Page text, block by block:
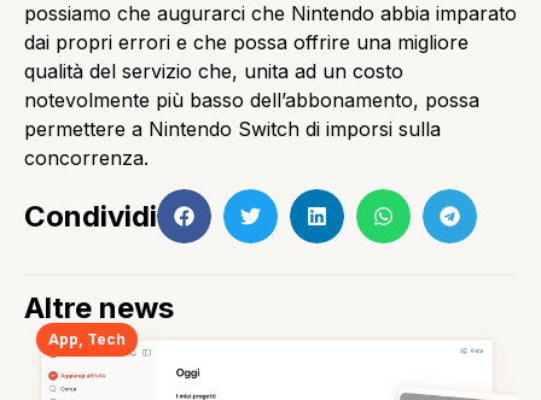
possiamo che augurarci che Nintendo abbia imparato
dai propri errori e che possa offrire una migliore
qualità del servizio che, unita ad un costo
notevolmente più basso dell’abbonamento, possa
permettere a Nintendo Switch di imporsi sulla
concorrenza.
Condividi
Altre news
App, Tech